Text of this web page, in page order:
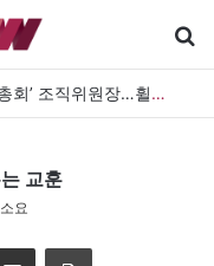
[발행인 칼럼] 이상묵 ‘2027 IUGG 총회’ 조직위원장…휠체어 위에서 지구를 움직이는 학자
교훈
요
이메일